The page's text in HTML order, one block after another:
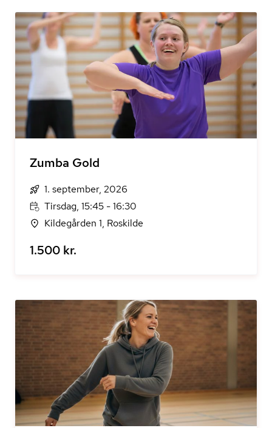
Zumba Gold
1. september, 2026
Tirsdag, 15:45 - 16:30
Kildegården 1, Roskilde
1.500 kr.